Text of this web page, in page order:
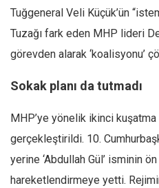
Sağlık
Gıda-Beslenme
Hayat
Türkiye
Dünya
Asya
Tuğgeneral Veli Küçük’ün
Tuzağı fark eden MHP lideri
görevden alarak ‘koalisyonu’
Sokak planı da tutmadı
MHP’ye yönelik ikinci kuşatma
gerçekleştirildi. 10.
yerine ‘Abdullah Gül’ isminin
hareketlendirmeye yetti.